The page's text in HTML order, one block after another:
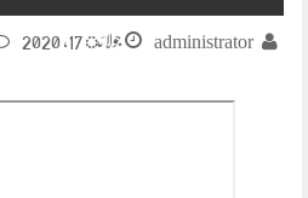
administrator جولائ 17, 2020